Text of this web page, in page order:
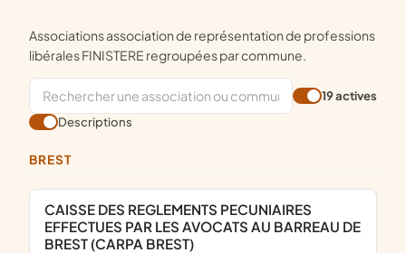
Associations association de représentation de professions
libérales FINISTERE regroupées par commune.
19 actives
Descriptions
BREST
CAISSE DES REGLEMENTS PECUNIAIRES
EFFECTUES PAR LES AVOCATS AU BARREAU DE
BREST (CARPA BREST)